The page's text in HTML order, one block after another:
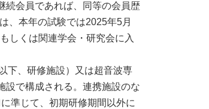
続会員であれば、同等の会員歴
、本年の試験では2025年5月
しくは関連学会・研究会に入
下、研修施設）又は超音波専
設で構成される。連携施設のな
準じて、初期研修期間以外に